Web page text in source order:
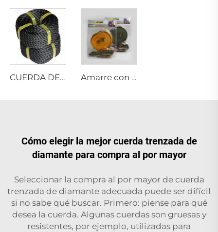
CUERDA DE PP MULTIFILAMENTO RETORCIDA Amarre con trinquete
Cómo elegir la mejor cuerda trenzada de
diamante para compra al por mayor
Seleccionar la compra al por mayor de cuerda
trenzada de diamante adecuada puede ser difícil
si no sabe qué buscar. Primero: piense para qué
desea la cuerda. Algunas cuerdas son gruesas y
resistentes, por ejemplo, utilizadas para